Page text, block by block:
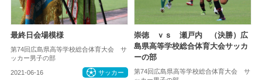
最終日会場模様
第74回広島県高等学校総合体育大会 サ
ッカー男子の部
2021-06-16 サッカー
崇徳 ｖｓ 瀬戸内 （決勝）広
島県高等学校総合体育大会サッカ
ーの部
第74回広島県高等学校総合体育大会 サ